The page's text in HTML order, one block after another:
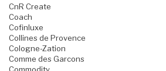
CnR Create
Coach
Cofinluxe
Collines de Provence
Cologne-Zation
Comme des Garcons